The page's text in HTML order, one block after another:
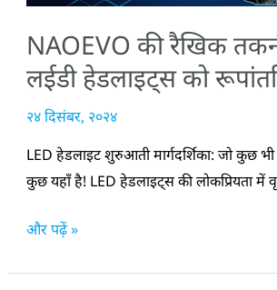
NAOEVO की रैखिक
लईडी हेडलाइट्स को
२४ दिसंबर, २०२४
LED हेडलाइट शुरुआती मार्गदर्शिका: जो कुछ
कुछ यहाँ है! LED हेडलाइट्स की लोकप्रियता में
रूपांतरित
करती
और पढ़ें »